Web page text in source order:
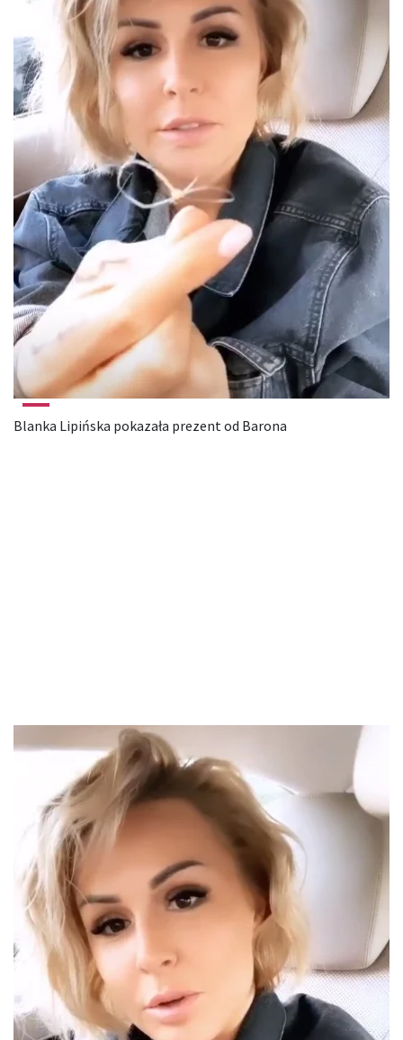
Blanka Lipińska pokazała prezent od Barona